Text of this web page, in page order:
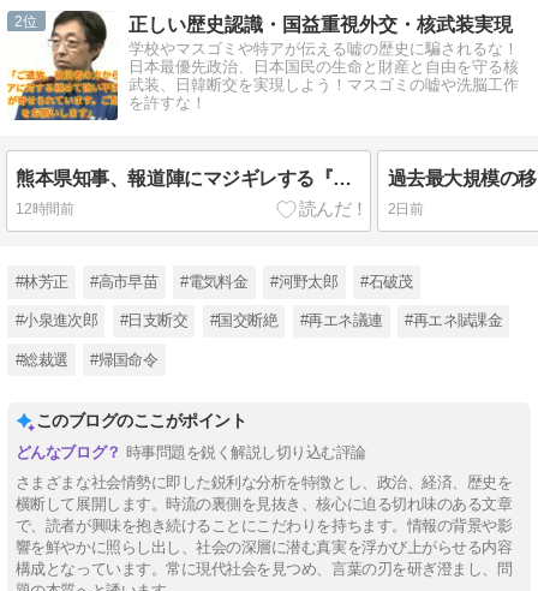
2 正しい歴史認識・国益重視外交・核武装実現
学校やマスゴミや特アが伝える嘘の歴史に騙されるな！
日本最優先政治、日本国民の生命と財産と自由を守る核
武装、日韓断交を実現しよう！マスゴミの嘘や洗脳工作
を許すな！
熊本県知事、報道陣にマジギレする『例えばご遺族のところに押しかけてくる！多忙な自治体の職員を長時間拘束して数字などの調査を要求する』マスゴミは百害あって一利なし
12時間前 2日前
#林芳正 #高市早苗 #電気料金 #河野太郎 #石破茂
#小泉進次郎 #日支断交 #国交断絶 #再エネ議連 #再エネ賦課金
#総裁選 #帰国命令
このブログのここがポイント
時事問題を鋭く解説し切り込む評論
さまざまな社会情勢に即した鋭利な分析を特徴とし、政治、経済、歴史を
横断して展開します。時流の裏側を見抜き、核心に迫る切れ味のある文章
で、読者が興味を抱き続けることにこだわりを持ちます。情報の背景や影
響を鮮やかに照らし出し、社会の深層に潜む真実を浮かび上がらせる内容
構成となっています。常に現代社会を見つめ、言葉の刃を研ぎ澄まし、問